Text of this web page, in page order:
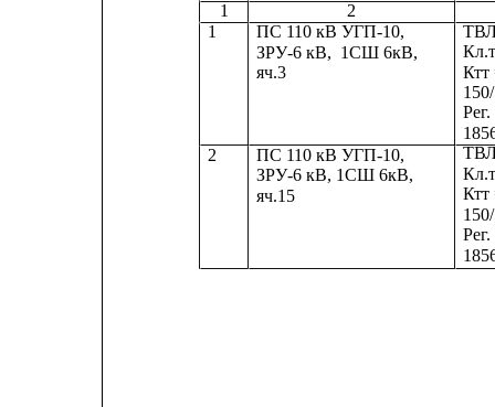
1
2
1
ПС 110 кВ УГП-10,
ЗРУ-6 кВ, 1СШ 6кВ,
яч.3
2
ПС 110 кВ УГП-10,
ЗРУ-6 кВ, 1СШ 6кВ,
яч.15
Ктт
Ктт